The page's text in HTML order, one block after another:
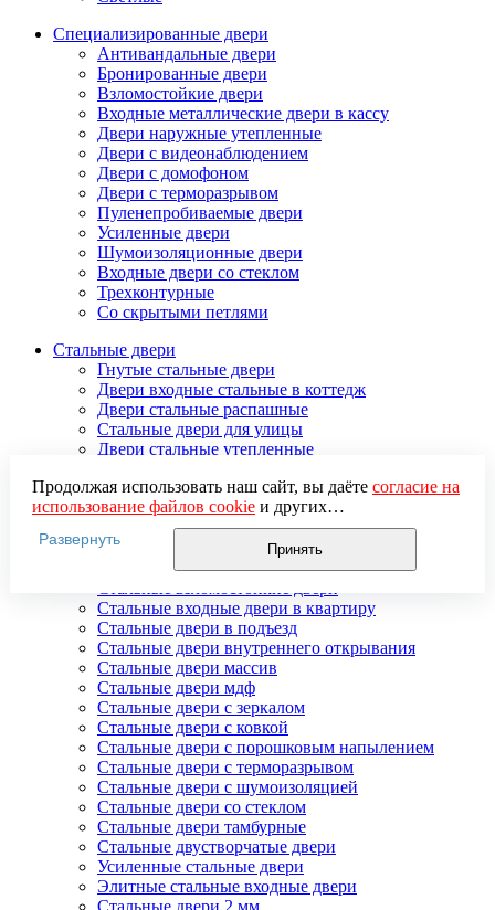
Специализированные двери
Антивандальные двери
Бронированные двери
Взломостойкие двери
Входные металлические двери в кассу
Двери наружные утепленные
Двери с видеонаблюдением
Двери с домофоном
Двери с терморазрывом
Пуленепробиваемые двери
Усиленные двери
Шумоизоляционные двери
Входные двери со стеклом
Трехконтурные
Со скрытыми петлями
Стальные двери
Гнутые стальные двери
Двери входные стальные в коттедж
Двери стальные распашные
Стальные двери для улицы
Двери стальные утепленные
Наружные стальные двери
Недорогие стальные двери
Распродажа стальных дверей
Стальная дверь в дом
Стальная дверь на дачу
Стальные входные двери в квартиру
Стальные двери в подъезд
Стальные двери внутреннего открывания
Стальные двери массив
Стальные двери мдф
Стальные двери с зеркалом
Стальные двери с ковкой
Стальные двери с порошковым напылением
Стальные двери с терморазрывом
Стальные двери с шумоизоляцией
Стальные двери со стеклом
Стальные двери тамбурные
Стальные двустворчатые двери
Усиленные стальные двери
Элитные стальные входные двери
Стальные двери 2 мм
Продолжая использовать наш сайт, вы даёте согласие на
использование файлов cookieи других
пользовательских данных (включая IP-адрес, сведения о
местоположении, устройстве, действиях на сайте и т. п.)
для функционирования сайта, проведения
использования систем аналитики (например,
Яндекс.Метрика), в соответствии с нашей
обработки персональных данных.
Если вы не хотите, чтобы ваши данные обрабатывались,
настройте ограничения в браузере или покиньте сайт.
Развернуть
Принять